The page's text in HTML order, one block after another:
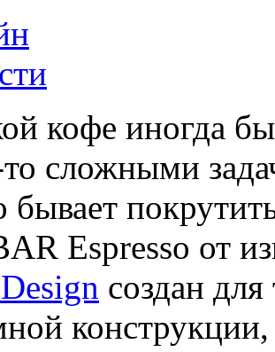
кофе иногда
сложными
бывает
Espresso от
создан